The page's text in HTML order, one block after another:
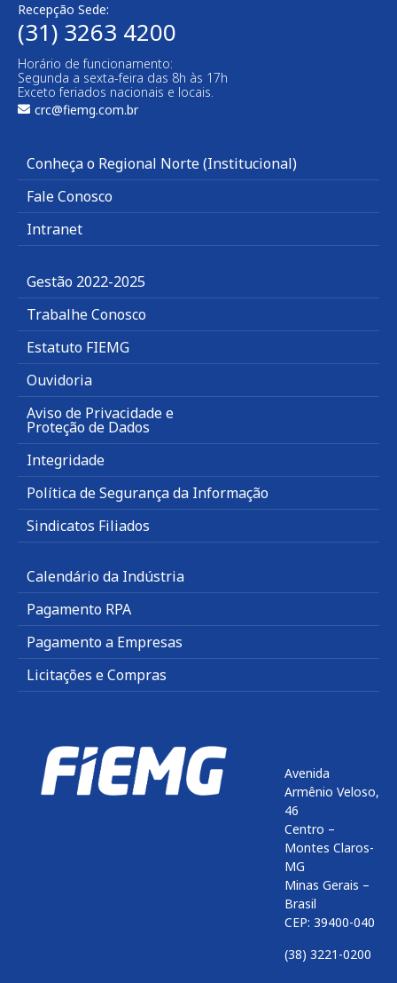
Recepção Sede:
(31) 3263 4200
Horário de funcionamento:
Segunda a sexta-feira das 8h às 17h
Exceto feriados nacionais e locais.
crc@fiemg.com.br
Conheça o Regional Norte (Institucional)
Fale Conosco
Intranet
Gestão 2022-2025
Trabalhe Conosco
Estatuto FIEMG
Ouvidoria
Aviso de Privacidade e
Proteção de Dados
Integridade
Política de Segurança da Informação
Sindicatos Filiados
Calendário da Indústria
Pagamento RPA
Pagamento a Empresas
Licitações e Compras
Avenida
Armênio Veloso,
46
Centro –
Montes Claros-
MG
Minas Gerais –
Brasil
CEP: 39400-040
(38) 3221-0200